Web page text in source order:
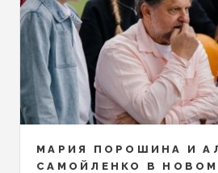
МАРИЯ ПОРОШИНА И
САМОЙЛЕНКО В НОВОМ